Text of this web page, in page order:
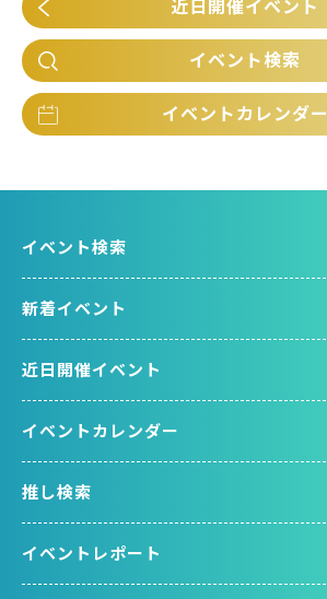
近日開催イベント
イベント検索
イベントカレンダー
イベント検索
新着イベント
近日開催イベント
イベントカレンダー
推し検索
イベントレポート